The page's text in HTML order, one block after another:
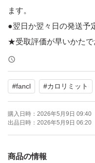
ます。
●翌日か翌々日の発送予
★受取評価が早いかたで
#fancl #カロリミット
購入日時： 2026年5月9日 09:40
出品日時： 2026年5月9日 06:20
商品の情報